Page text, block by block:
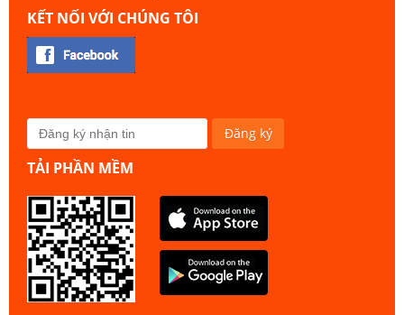
KẾT NỐI VỚI CHÚNG TÔI
TẢI PHẦN MỀM